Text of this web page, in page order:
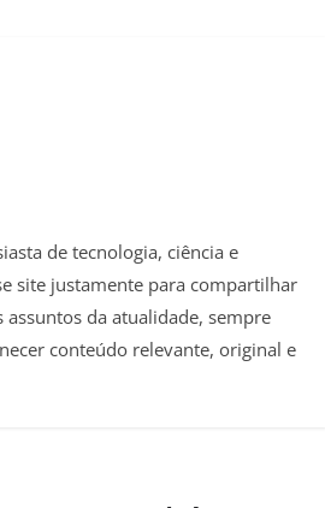
de tecnologia, ciência e
site justamente para compartilhar
da atualidade, sempre
conteúdo relevante, original e